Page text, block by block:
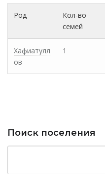
Род
Кол-во
семей
Хафиатулл
ов
1
Поиск поселения